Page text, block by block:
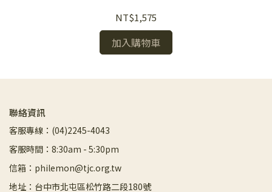
NT$1,575
加入購物車
聯絡資訊
客服專線：(04)2245-4043
客服時間：8:30am - 5:30pm
信箱：philemon@tjc.org.tw
地址：台中市北屯區松竹路二段180號